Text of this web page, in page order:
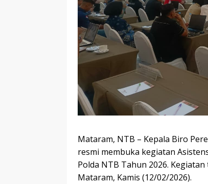
Mataram, NTB – Kepala Biro
resmi membuka kegiatan
Polda NTB Tahun 2026.
Mataram, Kamis (12/02/2026).